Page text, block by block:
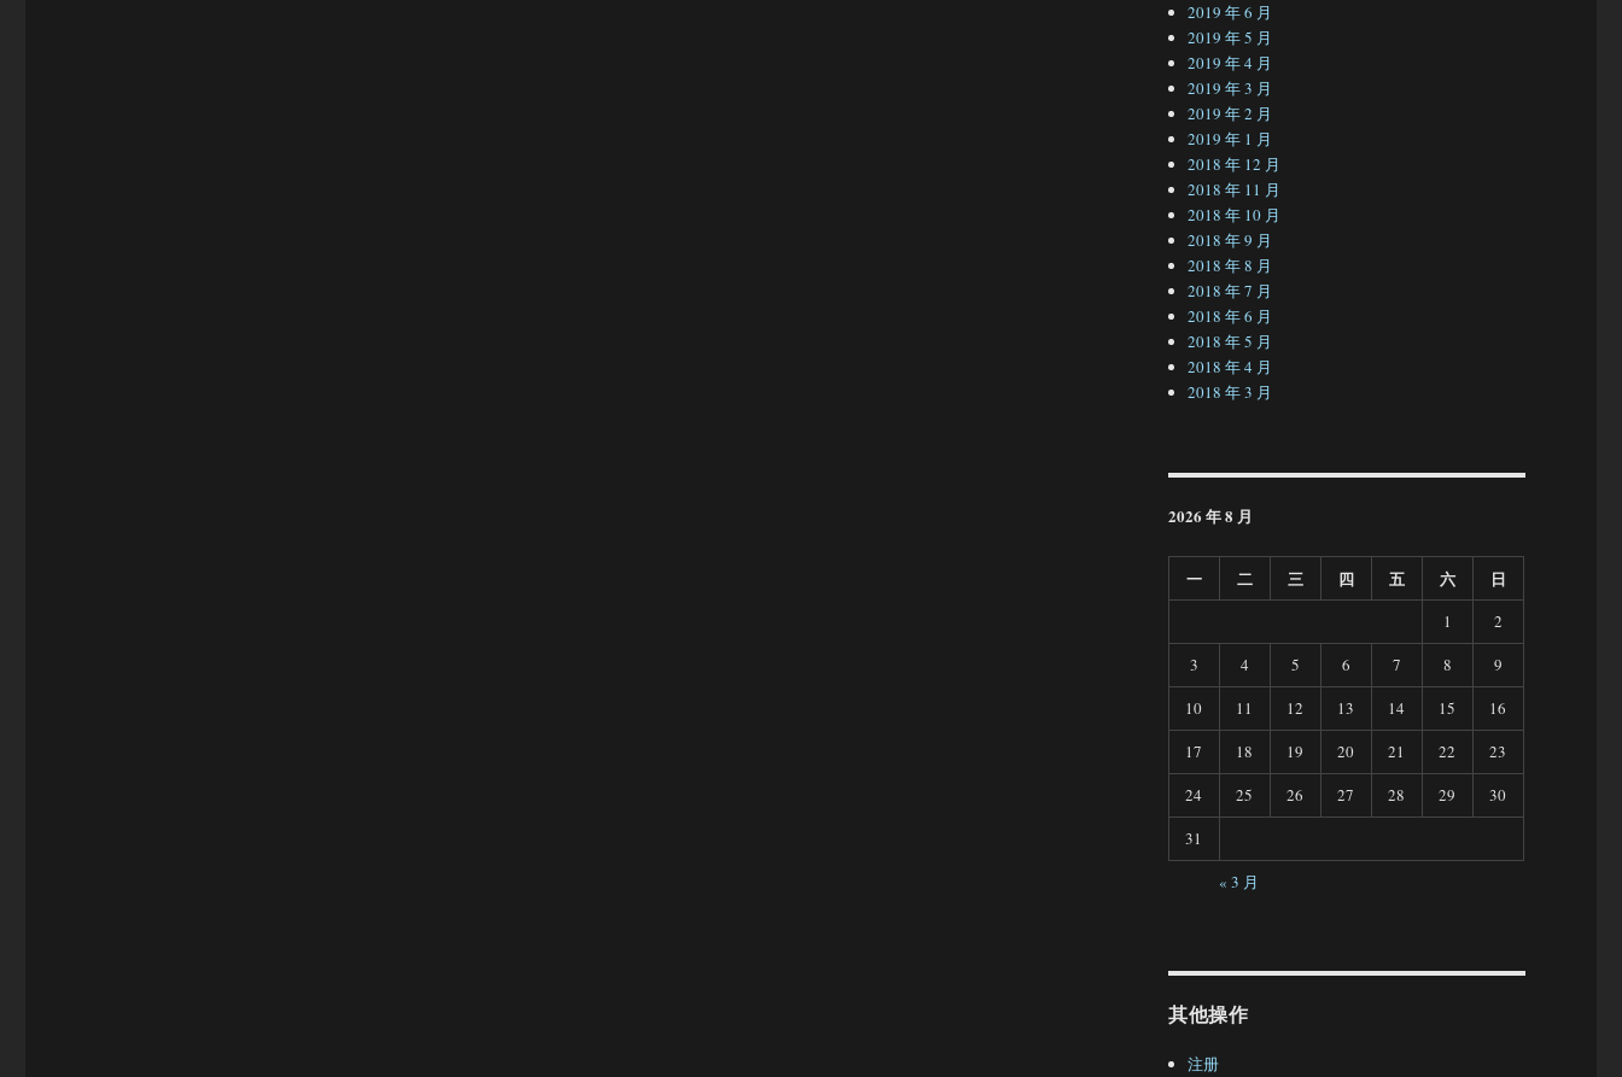
2019 年 6 月
2019 年 5 月
2019 年 4 月
2019 年 3 月
2019 年 2 月
2019 年 1 月
2018 年 12 月
2018 年 11 月
2018 年 10 月
2018 年 9 月
2018 年 8 月
2018 年 7 月
2018 年 6 月
2018 年 5 月
2018 年 4 月
2018 年 3 月
2026 年 8 月
一 二 三 四 五 六 日
1
2
3
4 5 6 7 8
9
10
11 12 13 14 15
16
17
18 19 20 21 22
23
24
25 26 27 28 29
30
31
« 3 月
其他操作
注册